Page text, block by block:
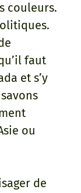
couleurs.
faut
et s’y
ou
de